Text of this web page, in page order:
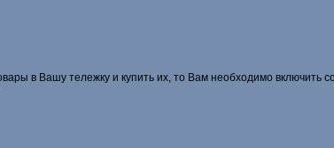
в Вашу тележку и купить их, то Вам необходимо включить